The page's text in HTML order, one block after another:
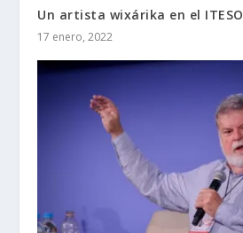
Un artista wixárika en el ITESO
17 enero, 2022